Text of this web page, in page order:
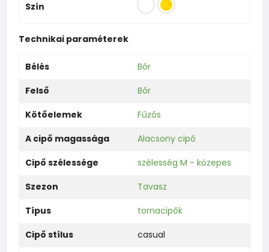
Szín
Technikai paraméterek
Bélés
Bőr
Felső
Bőr
Kötőelemek
Fűzős
A cipő magassága
Alacsony cipő
Cipő szélessége
szélesség M - közepes
Szezon
Tavasz
Típus
tornacipők
Cipő stílus
casual